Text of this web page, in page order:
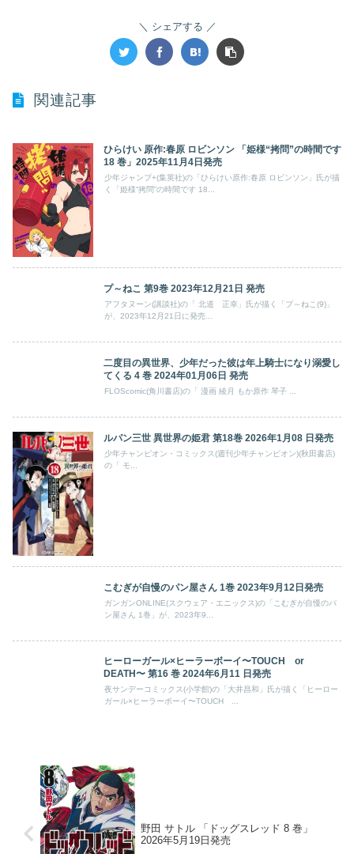
シェアする
関連記事
ひらけい 原作:春原 ロビンソン 「姫様“拷問”の時間です
18 巻」2025年11月4日発売
少年ジャンプ+(集英社)の「ひらけい原作:春原 ロビンソン」氏が描
く「姫様“拷問”の時間です 18...
プ～ねこ 第9巻 2023年12月21日 発売
アフタヌーン(講談社)の「 北道 正幸」氏が描く「プ～ねこ(9)」
が、2023年12月21日に発売...
二度目の異世界、少年だった彼は年上騎士になり溺愛し
てくる 4 巻 2024年01月06日 発売
ルパン三世 異世界の姫君 第18巻 2026年1月08 日発売
少年チャンピオン・コミックス(週刊少年チャンピオン)(秋田書店)
の「 モ...
こむぎが自慢のパン屋さん 1巻 2023年9月12日発売
ガンガンONLINE(スクウェア・エニックス)の「こむぎが自慢のパ
ン屋さん 1巻」が、2023年9...
ヒーローガール×ヒーラーボーイ〜TOUCH or
DEATH〜 第16 巻 2024年6月11 日発売
夜サンデーコミックス(小学館)の「大井昌和」氏が描く「ヒーロー
ガール×ヒーラーボーイ〜TOUCH ...
野田 サトル 「ドッグスレッド 8 巻」
2026年5月19日発売